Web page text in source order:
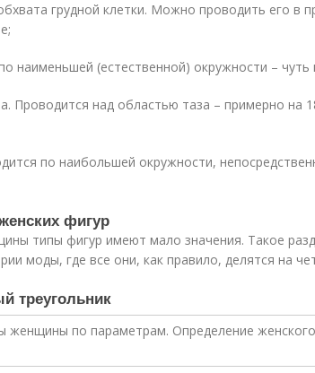
грудной клетки. Можно проводить его в
наименьшей (естественной) окружности – чуть
Проводится над областью таза – примерно на
по наибольшей окружности,
фигур
типы фигур имеют мало значения. Такое
моды, где все они, как правило, делятся на
треугольник